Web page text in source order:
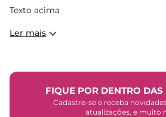
Texto acima
Ler mais
FIQUE POR DENTRO
Cadastre-se e receba
atualizações, e muito